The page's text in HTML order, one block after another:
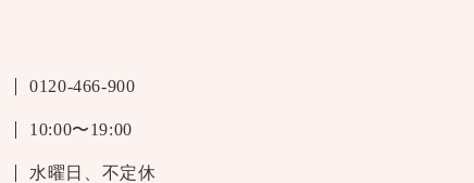
0120-466-900
10:00〜19:00
水曜日、不定休